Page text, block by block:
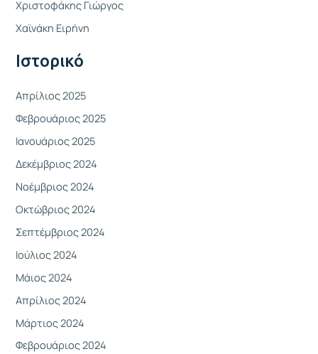
σ
η
ι
Χριστοφάκης Γιώργος
Χαϊνάκη Ειρήνη
Ιστορικό
Απρίλιος 2025
Φεβρουάριος 2025
Ιανουάριος 2025
Δεκέμβριος 2024
Νοέμβριος 2024
Οκτώβριος 2024
Σεπτέμβριος 2024
Ιούλιος 2024
Μάιος 2024
Απρίλιος 2024
Μάρτιος 2024
Φεβρουάριος 2024